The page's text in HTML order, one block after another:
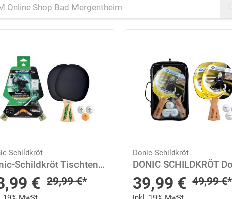
Schildkröt
Donic-Schildkröt Tischtennisschläger »2er Set Fetzner 400«
€ Regulärer Preis
29,99€*
Donic-Schildkröt
Sonderpreis
39,99 € 49,99€*